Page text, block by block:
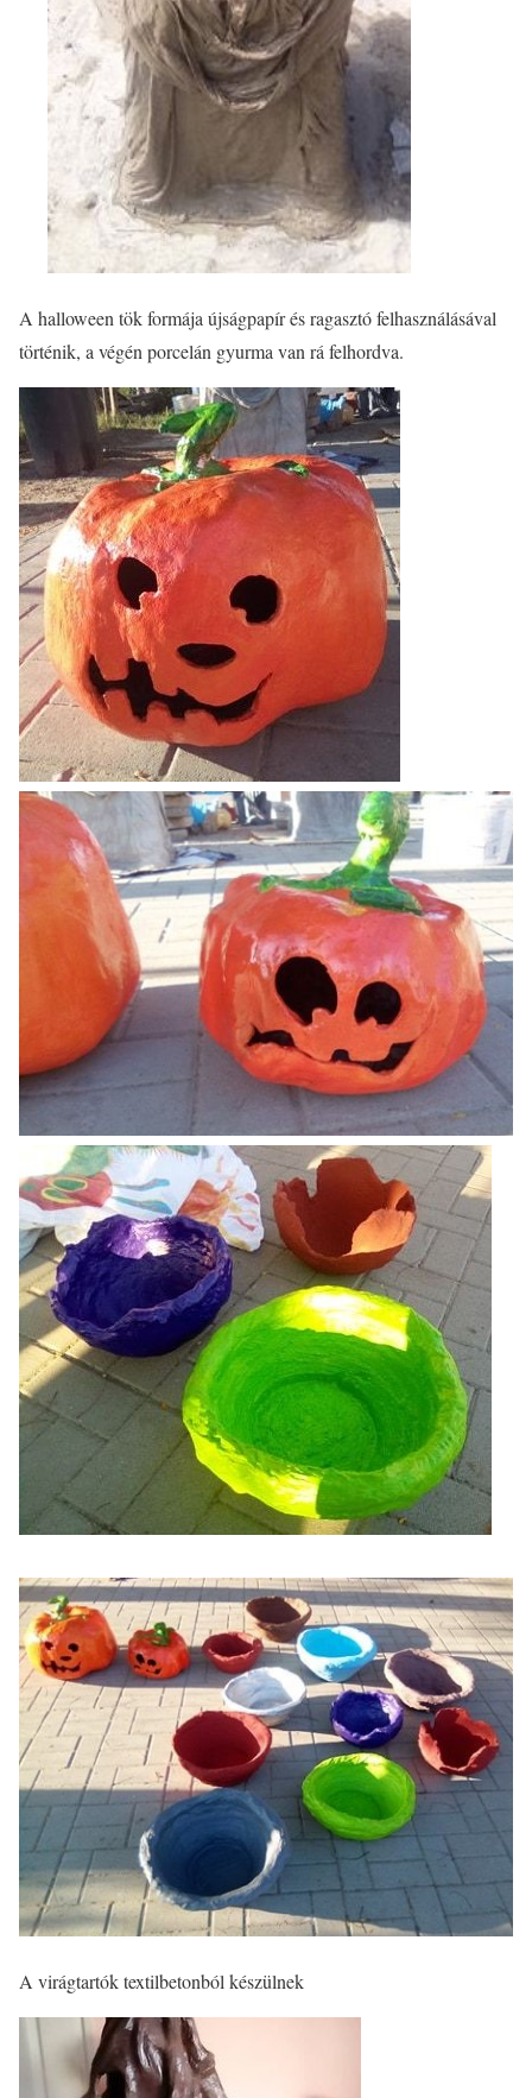
A halloween tök formája újságpapír és ragasztó felhasználásával
történik, a végén porcelán gyurma van rá felhordva.
A virágtartók textilbetonból készülnek